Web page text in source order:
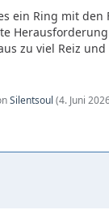
ein Ring mit den
zu viel Reiz
Silentsoul (4. Juni